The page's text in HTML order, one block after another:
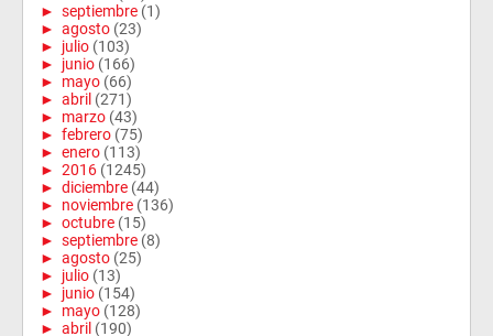
► septiembre (1)
► agosto (23)
► julio (103)
► junio (166)
► mayo (66)
► abril (271)
► marzo (43)
► febrero (75)
► enero (113)
► 2016 (1245)
► diciembre (44)
► noviembre (136)
► octubre (15)
► septiembre (8)
► agosto (25)
► julio (13)
► junio (154)
► mayo (128)
► abril (190)